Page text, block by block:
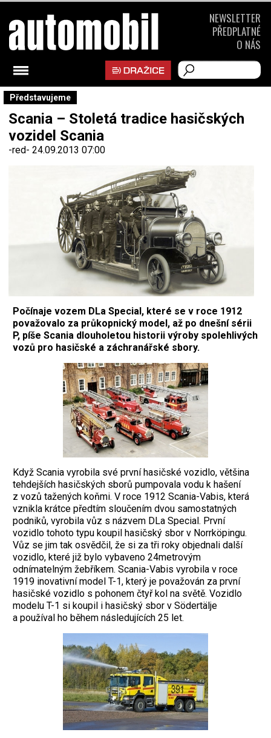
Představujeme
Scania – Stoletá tradice hasičských
vozidel Scania
-red- 24.09.2013 07:00
Počínaje vozem DLa Special, které se v roce 1912
považovalo za průkopnický model, až po dnešní sérii
P, píše Scania dlouholetou historii výroby spolehlivých
vozů pro hasičské a záchranářské sbory.
Když Scania vyrobila své první hasičské vozidlo, většina
tehdejších hasičských sborů pumpovala vodu k hašení
z vozů tažených koňmi. V roce 1912 Scania-Vabis, která
vznikla krátce předtím sloučením dvou samostatných
podniků, vyrobila vůz s názvem DLa Special. První
vozidlo tohoto typu koupil hasičský sbor v Norrköpingu.
Vůz se jim tak osvědčil, že si za tři roky objednali další
vozidlo, které již bylo vybaveno 24metrovým
odnímatelným žebříkem. Scania-Vabis vyrobila v roce
1919 inovativní model T-1, který je považován za první
hasičské vozidlo s pohonem čtyř kol na světě. Vozidlo
modelu T-1 si koupil i hasičský sbor v Södertälje
a používal ho během následujících 25 let.
NEWSLETTER
PŘEDPLATNÉ
O NÁS